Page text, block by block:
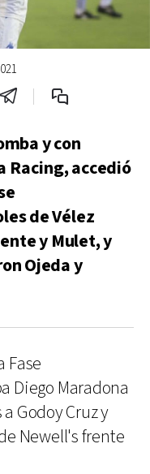
y con
Racing, accedió
de Vélez
y Mulet, y
Ojeda y
Fase
Diego Maradona
Godoy Cruz y
Newell's frente